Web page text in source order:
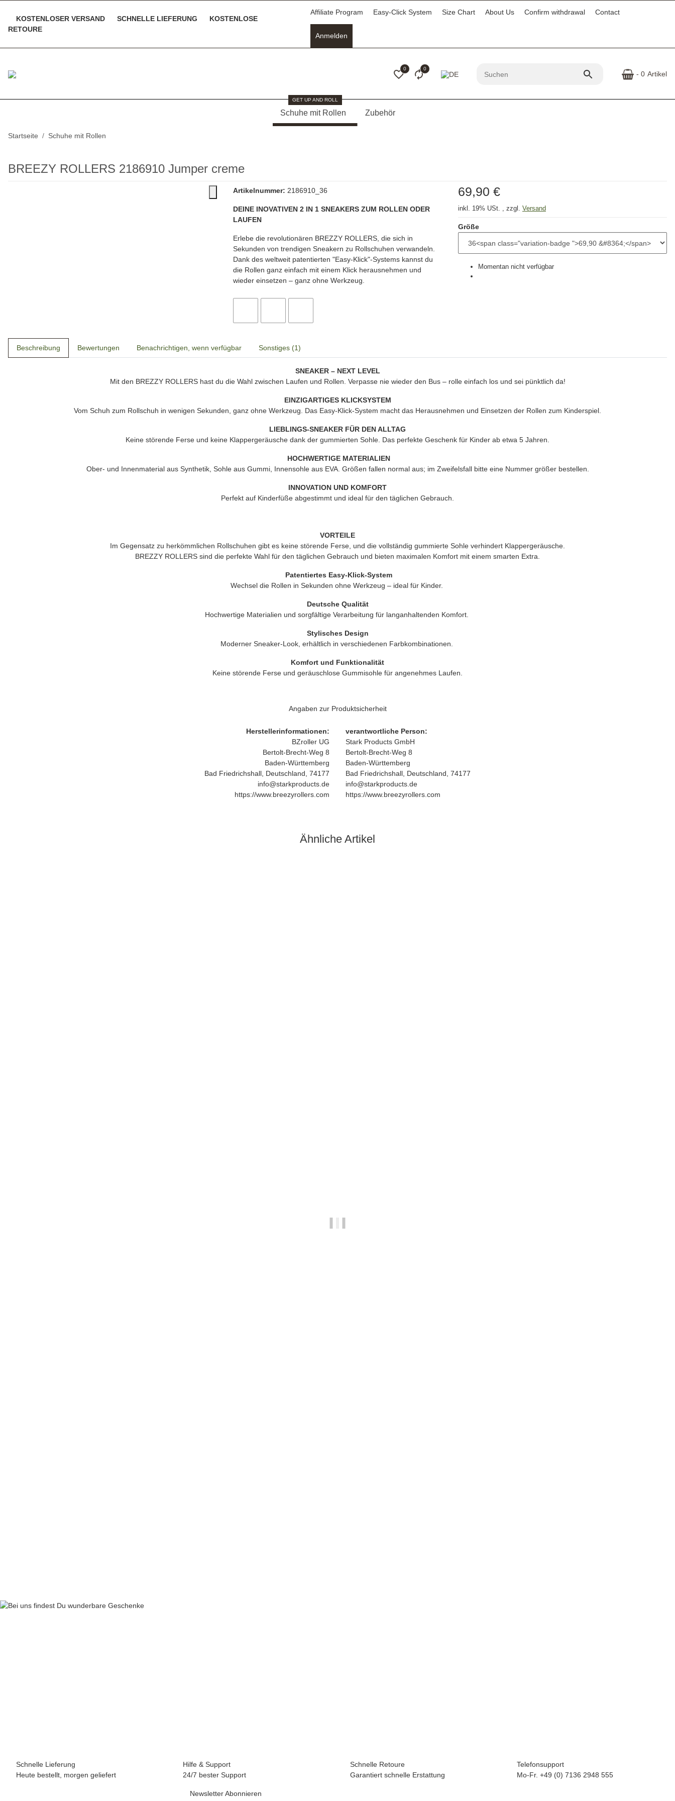
KOSTENLOSER VERSAND SCHNELLE LIEFERUNG
KOSTENLOSE
RETOURE
Affiliate Program Easy-Click System Size Chart About Us Confirm withdrawal Contact
Anmelden
0 0
- 0 Artikel
Schuhe mit Rollen
GET UP AND ROLL
Zubehör
Startseite Schuhe mit Rollen
BREEZY ROLLERS 2186910 Jumper creme
Artikelnummer: 2186910_36
DEINE INOVATIVEN 2 IN 1 SNEAKERS ZUM ROLLEN ODER
LAUFEN
Erlebe die revolutionären BREZZY ROLLERS, die sich in
Sekunden von trendigen Sneakern zu Rollschuhen verwandeln.
Dank des weltweit patentierten "Easy-Klick"-Systems kannst du
die Rollen ganz einfach mit einem Klick herausnehmen und
wieder einsetzen – ganz ohne Werkzeug.
Momentan nicht verfügbar
69,90 €
inkl. 19% USt. , zzgl. Versand
Größe
Beschreibung Bewertungen Benachrichtigen, wenn verfügbar Sonstiges (1)
SNEAKER – NEXT LEVEL
Mit den BREZZY ROLLERShast du die Wahl zwischen Laufen und Rollen. Verpasse nie wieder den Bus – rolle einfach los und sei pünktlich da!
EINZIGARTIGES KLICKSYSTEM
Vom Schuh zum Rollschuh in wenigen Sekunden, ganz ohne Werkzeug. Das Easy-Klick-System macht das Herausnehmen und Einsetzen der Rollen zum Kinderspiel.
LIEBLINGS-SNEAKER FÜR DEN ALLTAG
Keine störende Ferse und keine Klappergeräusche dank der gummierten Sohle. Das perfekte Geschenk für Kinder ab etwa 5 Jahren.
HOCHWERTIGE MATERIALIEN
Ober- und Innenmaterial aus Synthetik, Sohle aus Gummi, Innensohle aus EVA. Größen fallen normal aus; im Zweifelsfall bitte eine Nummer größer bestellen.
INNOVATION UND KOMFORT
Perfekt auf Kinderfüße abgestimmt und ideal für den täglichen Gebrauch.
VORTEILE
Im Gegensatz zu herkömmlichen Rollschuhen gibt es keine störende Ferse, und die vollständig gummierte Sohle verhindert Klappergeräusche.
BREZZY ROLLERS sind die perfekte Wahl für den täglichen Gebrauch und bieten maximalen Komfort mit einem smarten Extra.
Patentiertes Easy-Klick-System
Wechsel die Rollen in Sekunden ohne Werkzeug – ideal für Kinder.
Deutsche Qualität
Hochwertige Materialien und sorgfältige Verarbeitung für langanhaltenden Komfort.
Stylisches Design
Moderner Sneaker-Look, erhältlich in verschiedenen Farbkombinationen.
Komfort und Funktionalität
Keine störende Ferse und geräuschlose Gummisohle für angenehmes Laufen.
Angaben zur Produktsicherheit
Herstellerinformationen:
BZroller UG
Bertolt-Brecht-Weg 8
Baden-Württemberg
Bad Friedrichshall, Deutschland, 74177
info@starkproducts.de
https://www.breezyrollers.com
verantwortliche Person:
Stark Products GmbH
Bertolt-Brecht-Weg 8
Baden-Württemberg
Bad Friedrichshall, Deutschland, 74177
info@starkproducts.de
https://www.breezyrollers.com
Ähnliche Artikel
Schnelle Lieferung
Heute bestellt, morgen geliefert
Hilfe & Support
24/7 bester Support
Schnelle Retoure
Garantiert schnelle Erstattung
Telefonsupport
Mo-Fr. +49 (0) 7136 2948 555
Newsletter Abonnieren